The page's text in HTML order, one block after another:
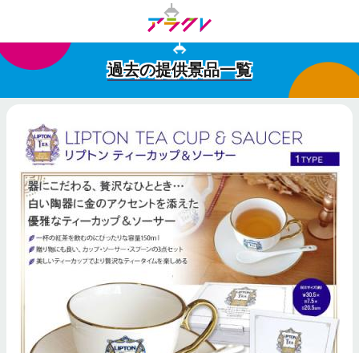
過去の提供景品一覧